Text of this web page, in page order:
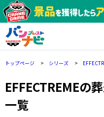
トップページ シリーズ
EFFECTREMEの
一覧